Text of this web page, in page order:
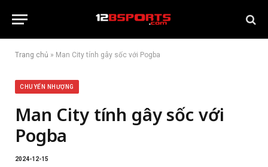
Trang chủ » Man City tính gây sốc với Pogba
CHUYỂN NHƯỢNG
Man City tính gây sốc với
Pogba
2024-12-15